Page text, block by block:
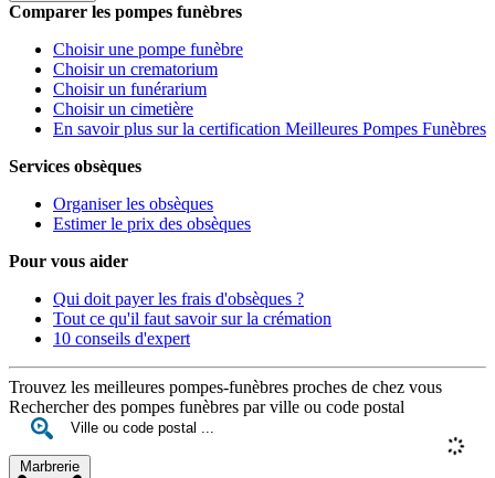
Comparer les pompes funèbres
Choisir une pompe funèbre
Choisir un crematorium
Choisir un funérarium
Choisir un cimetière
En savoir plus sur la certification Meilleures Pompes Funèbres
Services obsèques
Organiser les obsèques
Estimer le prix des obsèques
Pour vous aider
Qui doit payer les frais d'obsèques ?
Tout ce qu'il faut savoir sur la crémation
10 conseils d'expert
Trouvez les meilleures pompes-funèbres proches de chez vous
Rechercher des pompes funèbres par ville ou code postal
Marbrerie